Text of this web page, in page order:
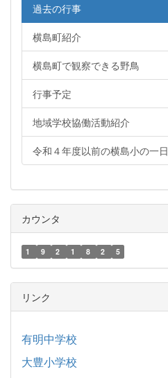
過去の行事
横島町紹介
横島町で観察できる野鳥
行事予定
地域学校協働活動紹介
令和４年度以前の横島小の一日
カウンタ
1 9 2 1 8 2 5
リンク
有明中学校
大豊小学校